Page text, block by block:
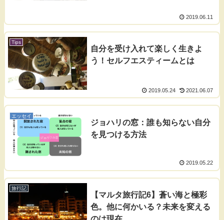
2019.06.11
Tips
自分を受け入れて楽しく生きよ
う！セルフエスティームとは
2019.05.24 2021.06.07
エッセイ
ジョハリの窓：誰も知らない自分
を見つける方法
2019.05.22
旅行記
【マルタ旅行記6】蒼い海と極彩
色。他に何かいる？未来を変える